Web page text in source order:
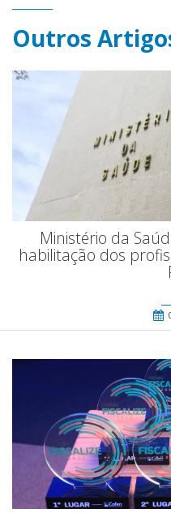
Outros
Ministério da
habilitação dos